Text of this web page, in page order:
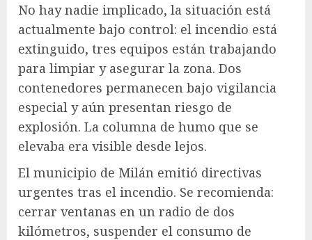
No hay nadie implicado, la situación está
actualmente bajo control: el incendio está
extinguido, tres equipos están trabajando
para limpiar y asegurar la zona. Dos
contenedores permanecen bajo vigilancia
especial y aún presentan riesgo de
explosión. La columna de humo que se
elevaba era visible desde lejos.
El municipio de Milán emitió directivas
urgentes tras el incendio. Se recomienda:
cerrar ventanas en un radio de dos
kilómetros, suspender el consumo de